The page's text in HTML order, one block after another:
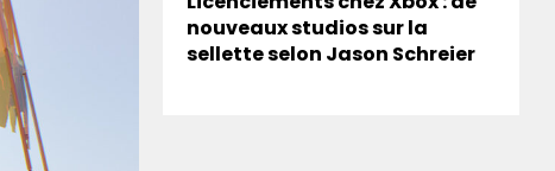
nouveaux studios sur la
sellette selon Jason Schreier